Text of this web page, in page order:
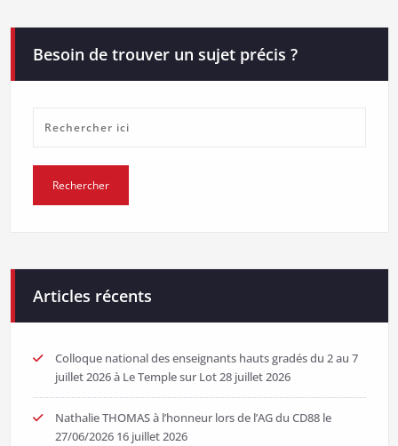
Besoin de trouver un sujet précis ?
Articles récents
Colloque national des enseignants hauts gradés du 2 au 7
juillet 2026 à Le Temple sur Lot28 juillet 2026
Nathalie THOMAS à l’honneur lors de l’AG du CD88 le
27/06/2026 16 juillet 2026